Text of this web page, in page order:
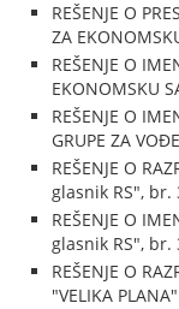
REŠENJE O
ZA
REŠENJE O
EKONOMSKU
REŠENJE O
GRUPE ZA
REŠENJE O
glasnik RS", br.
REŠENJE O
glasnik RS", br.
REŠENJE O
"VELIKA